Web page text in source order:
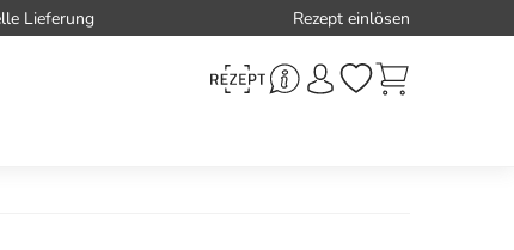
Lieferung Rezept einlösen